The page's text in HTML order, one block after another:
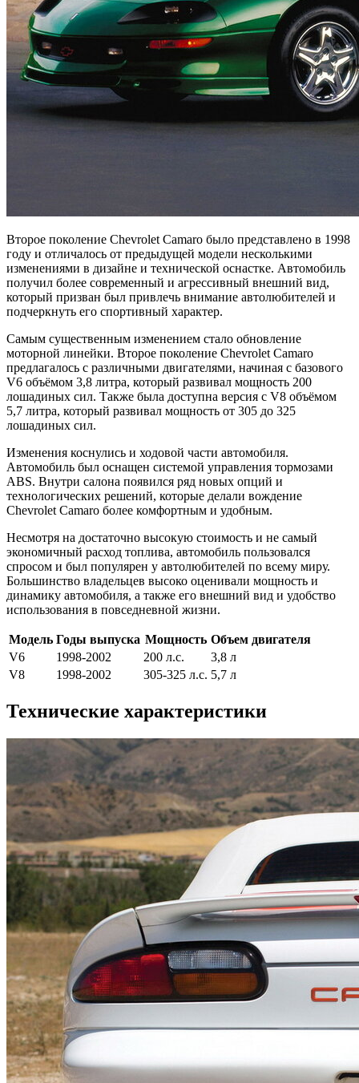
Второе поколение Chevrolet Camaro было представлено в 1998
году и отличалось от предыдущей модели несколькими
изменениями в дизайне и технической оснастке. Автомобиль
получил более современный и агрессивный внешний вид,
который призван был привлечь внимание автолюбителей и
подчеркнуть его спортивный характер.
Самым существенным изменением стало обновление
моторной линейки. Второе поколение Chevrolet Camaro
предлагалось с различными двигателями, начиная с базового
V6 объёмом 3,8 литра, который развивал мощность 200
лошадиных сил. Также была доступна версия с V8 объёмом
5,7 литра, который развивал мощность от 305 до 325
лошадиных сил.
Изменения коснулись и ходовой части автомобиля.
Автомобиль был оснащен системой управления тормозами
ABS. Внутри салона появился ряд новых опций и
технологических решений, которые делали вождение
Chevrolet Camaro более комфортным и удобным.
Несмотря на достаточно высокую стоимость и не самый
экономичный расход топлива, автомобиль пользовался
спросом и был популярен у автолюбителей по всему миру.
Большинство владельцев высоко оценивали мощность и
динамику автомобиля, а также его внешний вид и удобство
использования в повседневной жизни.
Модель Годы выпуска Мощность Объем двигателя
V6
1998-2002 200 л.с.
3,8 л
V8
1998-2002 305-325 л.с. 5,7 л
Технические характеристики